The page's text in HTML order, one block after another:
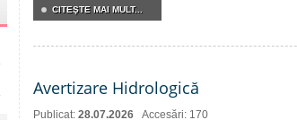
CITEŞTE MAI MULT...
Avertizare Hidrologică
Publicat: 28.07.2026 Accesări: 170